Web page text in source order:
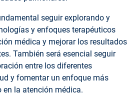
seguir explorando y
y enfoques terapéuticos
médica y mejorar los resultados
También será esencial seguir
entre los diferentes
y fomentar un enfoque más
la atención médica.